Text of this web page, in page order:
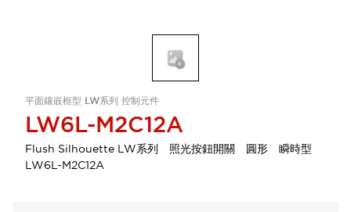
平面鑲嵌框型 LW系列 控制元件
LW6L-M2C12A
Flush Silhouette LW系列 照光按鈕開關 圓形 瞬時型
LW6L-M2C12A